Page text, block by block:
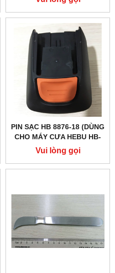
PIN SẠC HB 8876-18 (DÙNG
CHO MÁY CƯA HEBU HB-
8871)
Vui lòng gọi